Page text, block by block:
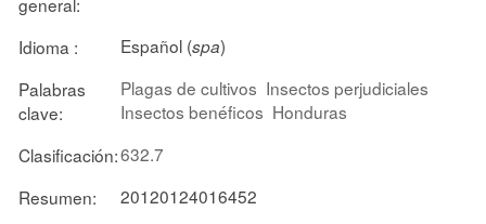
Idioma : Español (spa)
Palabras
clave:
Plagas de cultivos Insectos perjudiciales
Insectos benéficos Honduras
Clasificación:632.7
Resumen:
20120124016452